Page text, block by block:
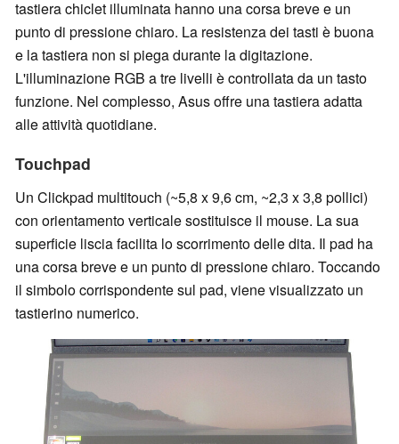
tastiera chiclet illuminata hanno una corsa breve e un
punto di pressione chiaro. La resistenza dei tasti è buona
e la tastiera non si piega durante la digitazione.
L'illuminazione RGB a tre livelli è controllata da un tasto
funzione. Nel complesso, Asus offre una tastiera adatta
alle attività quotidiane.
Touchpad
Un Clickpad multitouch (~5,8 x 9,6 cm, ~2,3 x 3,8 pollici)
con orientamento verticale sostituisce il mouse. La sua
superficie liscia facilita lo scorrimento delle dita. Il pad ha
una corsa breve e un punto di pressione chiaro. Toccando
il simbolo corrispondente sul pad, viene visualizzato un
tastierino numerico.